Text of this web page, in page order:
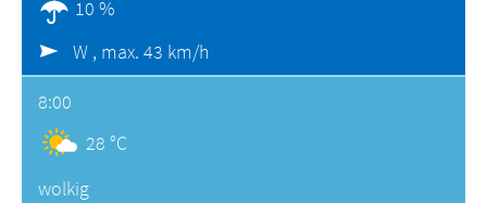
10 %
W , max. 43 km/h
8:00
28 °C
wolkig